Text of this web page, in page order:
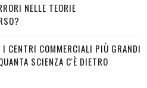
NELLE TEORIE
I CENTRI COMMERCIALI PIÙ GRANDI
SCIENZA C'È DIETRO